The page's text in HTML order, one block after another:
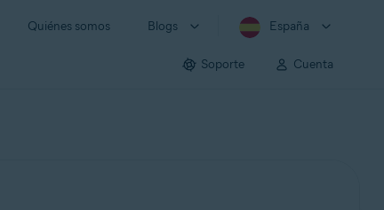
Quiénes somos Blogs España
Soporte Cuenta